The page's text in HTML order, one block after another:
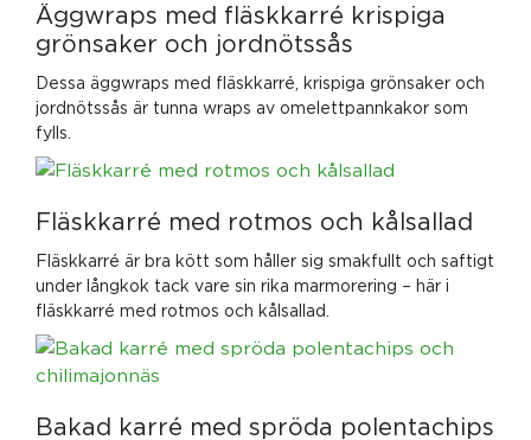
Äggwraps med fläskkarré krispiga
grönsaker och jordnötssås
Dessa äggwraps med fläskkarré, krispiga grönsaker och
jordnötssås är tunna wraps av omelettpannkakor som
fylls.
Fläskkarré med rotmos och kålsallad
Fläskkarré är bra kött som håller sig smakfullt och saftigt
under långkok tack vare sin rika marmorering – här i
fläskkarré med rotmos och kålsallad.
Bakad karré med spröda polentachips